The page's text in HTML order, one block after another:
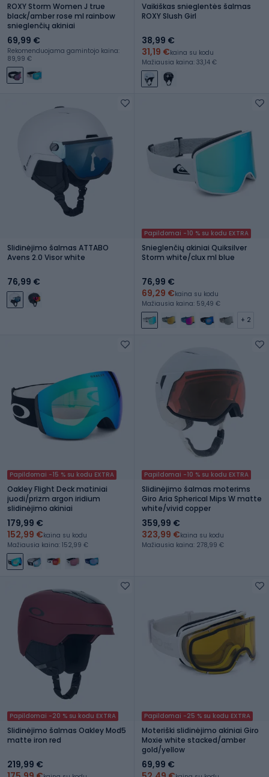
ROXY Storm Women J true
black/amber rose ml rainbow
snieglenčių akiniai
69,99 €
Rekomenduojama gamintojo kaina:
89,99 €
Vaikiškas snieglentės šalmas
ROXY Slush Girl
38,99 €
31,19 €kaina su kodu
Mažiausia kaina: 33,14 €
Slidinėjimo šalmas ATTABO
Avens 2.0 Visor white
76,99 €
Papildomai -10 % su kodu EXTRA
Snieglenčių akiniai Quiksilver
Storm white/clux ml blue
76,99 €
69,29 €kaina su kodu
Mažiausia kaina: 59,49 €
+ 2
Papildomai -15 % su kodu EXTRA
Oakley Flight Deck matiniai
juodi/prizm argon iridium
slidinėjimo akiniai
179,99 €
152,99 €kaina su kodu
Mažiausia kaina: 152,99 €
Papildomai -10 % su kodu EXTRA
Slidinėjimo šalmas moterims
Giro Aria Spherical Mips W matte
white/vivid copper
359,99 €
323,99 €kaina su kodu
Mažiausia kaina: 278,99 €
Papildomai -20 % su kodu EXTRA
Slidinėjimo šalmas Oakley Mod5
matte iron red
219,99 €
Papildomai -25 % su kodu EXTRA
Moteriški slidinėjimo akiniai Giro
Moxie white stacked/amber
gold/yellow
69,99 €